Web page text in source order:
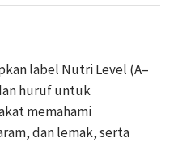
label Nutri Level (A–
huruf untuk
memahami
dan lemak, serta